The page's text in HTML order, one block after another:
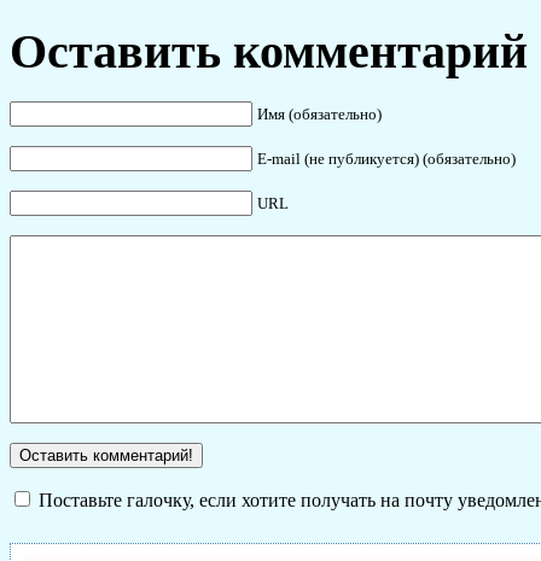
Оставить комментарий
Имя (обязательно)
E-mail (не публикуется) (обязательно)
URL
Поставьте галочку, если хотите получать на почту